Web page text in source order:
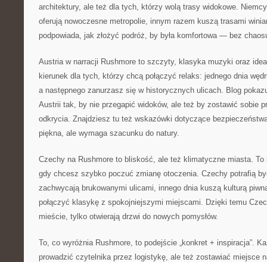
architektury, ale też dla tych, którzy wolą trasy widokowe.
oferują nowoczesne metropolie, innym razem kuszą trasami
podpowiada, jak złożyć podróż, by była komfortowa — bez
Austria w narracji Rushmore to szczyty, klasyka muzyki oraz
kierunek dla tych, którzy chcą połączyć relaks: jednego dnia
a następnego zanurzasz się w historycznych ulicach. Blog
Austrii tak, by nie przegapić widoków, ale też by zostawić sobie
odkrycia. Znajdziesz tu też wskazówki dotyczące
piękna, ale wymaga szacunku do natury.
Czechy na Rushmore to bliskość, ale też klimatyczne miasta.
gdy chcesz szybko poczuć zmianę otoczenia. Czechy potrafią
zachwycają brukowanymi ulicami, innego dnia kuszą kulturą
połączyć klasykę z spokojniejszymi miejscami. Dzięki temu
mieście, tylko otwierają drzwi do nowych pomysłów.
To, co wyróżnia Rushmore, to podejście „konkret + inspiracja”.
prowadzić czytelnika przez logistykę, ale też zostawiać miejsce